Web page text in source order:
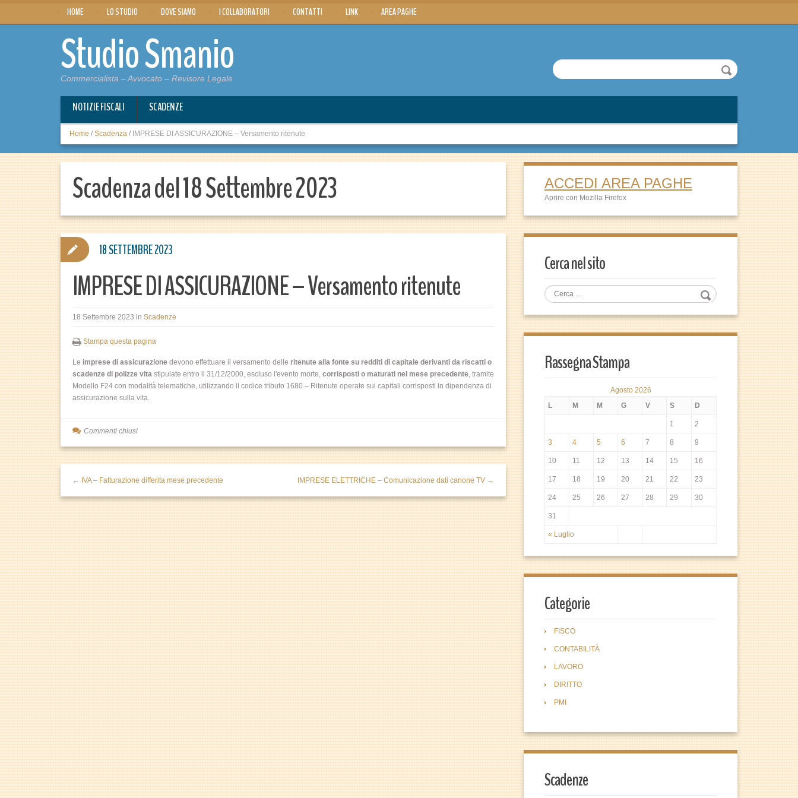
HOME LO STUDIO DOVE SIAMO I COLLABORATORI CONTATTI LINK AREA PAGHE
Studio Smanio
Commercialista – Avvocato – Revisore Legale
NOTIZIE FISCALI SCADENZE
Home / Scadenza / IMPRESE DI ASSICURAZIONE – Versamento ritenute
Scadenza del 18 Settembre 2023
IMPRESE DI ASSICURAZIONE – Versamento ritenute
18 Settembre 2023 in Scadenze
Stampa questa pagina
Le imprese di assicurazione devono effettuare il versamento delle ritenute alla fonte su redditi di capitale derivanti da riscatti o
scadenze di polizze vita stipulate entro il 31/12/2000, escluso l'evento morte, corrisposti o maturati nel mese precedente, tramite
Modello F24 con modalità telematiche, utilizzando il codice tributo 1680 – Ritenute operate sui capitali corrisposti in dipendenza di
assicurazione sulla vita.
18 SETTEMBRE 2023
Commenti chiusi
← IVA – Fatturazione differita mese precedente IMPRESE ELETTRICHE – Comunicazione dati canone TV →
ACCEDI AREA PAGHE
Aprire con Mozilla Firefox
Cerca nel sito
Rassegna Stampa
Agosto 2026
L
M M G V S D
« Luglio
1 2
3 4 5 6 7 8 9
10 11 12 13 14 15 16
17 18 19 20 21 22 23
24 25 26 27 28 29 30
31
Categorie
FISCO
CONTABILITÀ
LAVORO
DIRITTO
PMI
Scadenze